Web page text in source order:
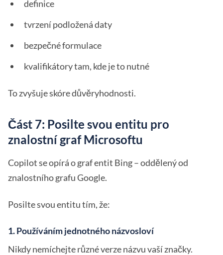
definice
tvrzení podložená daty
bezpečné formulace
kvalifikátory tam, kde je to nutné
To zvyšuje skóre důvěryhodnosti.
Část 7: Posilte svou entitu pro
znalostní graf Microsoftu
Copilot se opírá o graf entit Bing – oddělený od
znalostního grafu Google.
Posilte svou entitu tím, že:
1. Používáním jednotného názvosloví
Nikdy nemíchejte různé verze názvu vaší značky.